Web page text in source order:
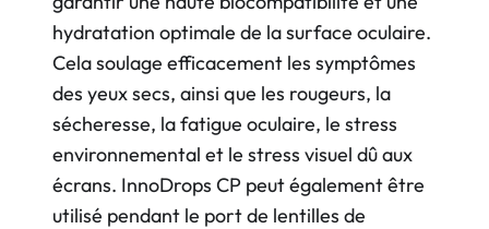
hydratation optimale de la surface oculaire.
Cela soulage efficacement les symptômes
des yeux secs, ainsi que les rougeurs, la
sécheresse, la fatigue oculaire, le stress
environnemental et le stress visuel dû aux
écrans. InnoDrops CP peut également être
utilisé pendant le port de lentilles de